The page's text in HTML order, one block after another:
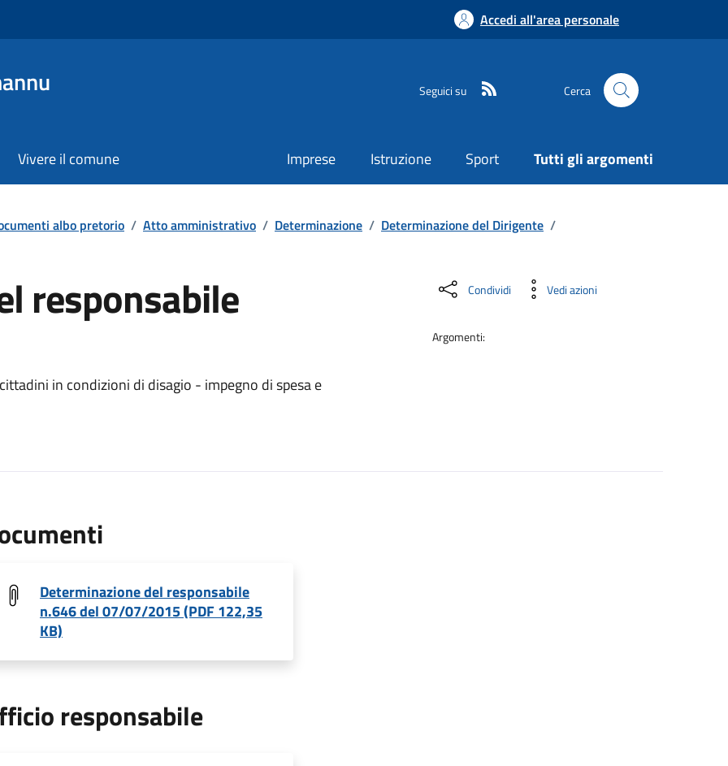
Accedi all'area personale
Seguici su Cerca
Vivere il comune Imprese Istruzione Sport Tutti gli argomenti
albo pretorio / Atto amministrativo / Determinazione / Determinazione del Dirigente /
responsabile
in condizioni di disagio - impegno di spesa e
Condividi Vedi azioni
Argomenti:
Determinazione del responsabile
n.646 del 07/07/2015 (PDF 122,35
KB)
responsabile